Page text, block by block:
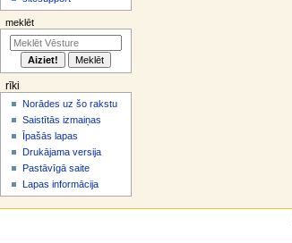
s
n
meklēt
rīki
Norādes uz šo rakstu
Saistītās izmaiņas
Īpašās lapas
Drukājama versija
Pastāvīgā saite
Lapas informācija